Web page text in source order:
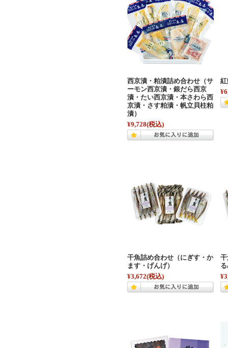
西京漬・粕漬詰め合わせ（サ
ーモン西京漬・銀だら西京
漬・たい西京漬・本さわら西
京漬・さす粕漬・帆立貝柱粕
漬）
¥9,728(税込)
干魚詰め合わせ（にぎす・か
ます・げんげ）
¥3,672(税込)